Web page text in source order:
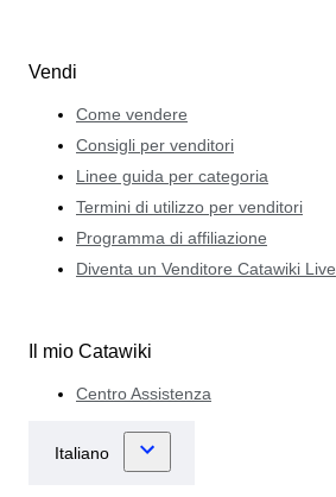
Vendi
Come vendere
Consigli per venditori
Linee guida per categoria
Termini di utilizzo per venditori
Programma di affiliazione
Diventa un Venditore Catawiki Live
Il mio Catawiki
Centro Assistenza